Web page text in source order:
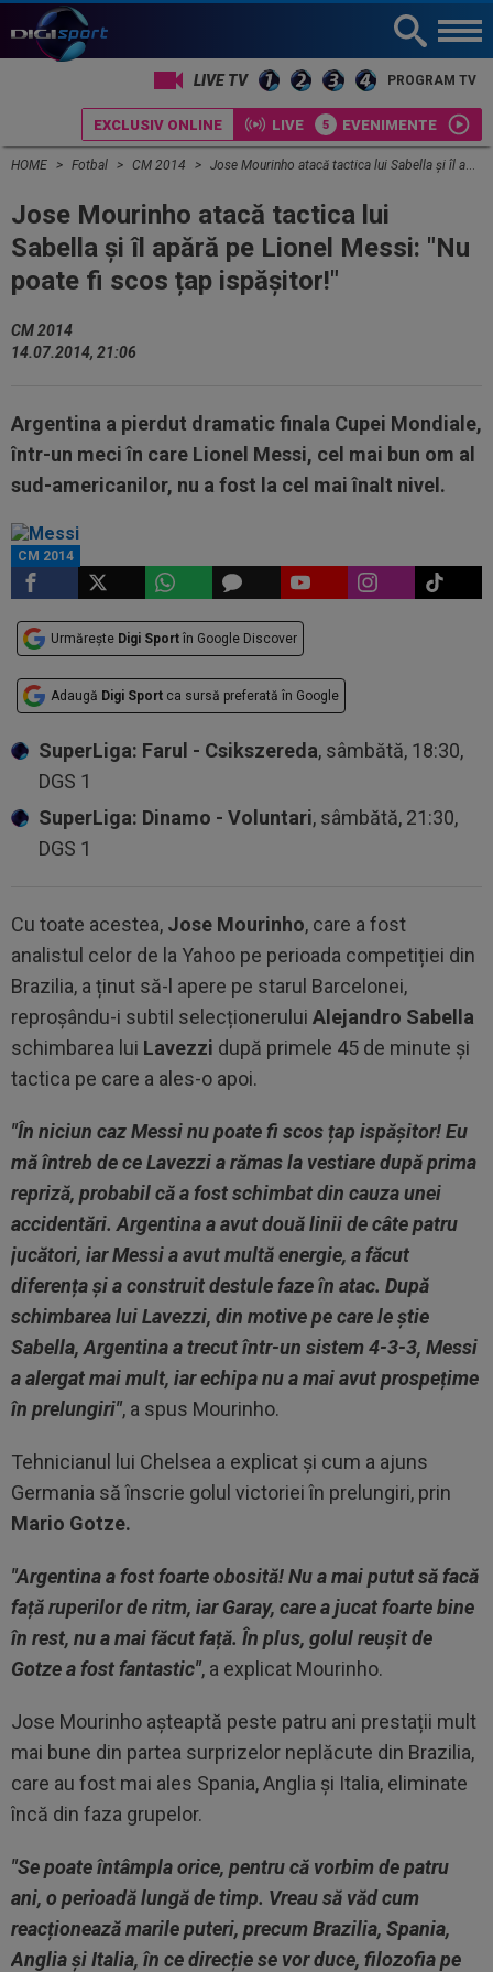
LIVE TV PROGRAM TV
EXCLUSIV ONLINE LIVE EVENIMENTE
HOME Fotbal CM 2014 Jose Mourinho atacă tactica lui Sabella și îl apără pe Lionel Messi: "Nu poate fi scos țap ispășitor!"
Jose Mourinho atacă tactica lui
Sabella și îl apără pe Lionel Messi: "Nu
poate fi scos țap ispășitor!"
CM 2014
14.07.2014, 21:06
Argentina a pierdut dramatic finala Cupei Mondiale,
într-un meci în care Lionel Messi, cel mai bun om al
sud-americanilor, nu a fost la cel mai înalt nivel.
CM 2014
Urmărește Digi Sport în Google Discover
Adaugă Digi Sport ca sursă preferată în Google
SuperLiga: Farul - Csikszereda, sâmbătă, 18:30,
DGS 1
SuperLiga: Dinamo - Voluntari, sâmbătă, 21:30,
DGS 1
Cu toate acestea, Jose Mourinho, care a fost
analistul celor de la Yahoo pe perioada competiției din
Brazilia, a ținut să-l apere pe starul Barcelonei,
reproșându-i subtil selecționerului Alejandro Sabella
schimbarea lui Lavezzi după primele 45 de minute și
tactica pe care a ales-o apoi.
"În niciun caz Messi nu poate fi scos țap ispășitor! Eu
mă întreb de ce Lavezzi a rămas la vestiare după prima
repriză, probabil că a fost schimbat din cauza unei
accidentări. Argentina a avut două linii de câte patru
jucători, iar Messi a avut multă energie, a făcut
diferența și a construit destule faze în atac. După
schimbarea lui Lavezzi, din motive pe care le știe
Sabella, Argentina a trecut într-un sistem 4-3-3, Messi
a alergat mai mult, iar echipa nu a mai avut prospețime
în prelungiri", a spus Mourinho.
Tehnicianul lui Chelsea a explicat și cum a ajuns
Germania să înscrie golul victoriei în prelungiri, prin
Mario Gotze.
"Argentina a fost foarte obosită! Nu a mai putut să facă
față ruperilor de ritm, iar Garay, care a jucat foarte bine
în rest, nu a mai făcut față. În plus, golul reușit de
Gotze a fost fantastic", a explicat Mourinho.
Jose Mourinho așteaptă peste patru ani prestații mult
mai bune din partea surprizelor neplăcute din Brazilia,
care au fost mai ales Spania, Anglia și Italia, eliminate
încă din faza grupelor.
"Se poate întâmpla orice, pentru că vorbim de patru
ani, o perioadă lungă de timp. Vreau să văd cum
reacționează marile puteri, precum Brazilia, Spania,
Anglia și Italia, în ce direcție se vor duce, filozofia pe